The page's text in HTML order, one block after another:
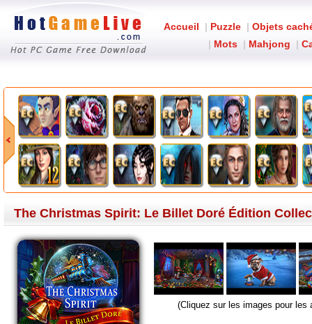
Accueil | Puzzle | Objets
| Mots | Mahjong |
The Christmas Spirit: Le
The Christmas Spirit: Le Billet Doré Édition
(Cliquez sur les images pour les